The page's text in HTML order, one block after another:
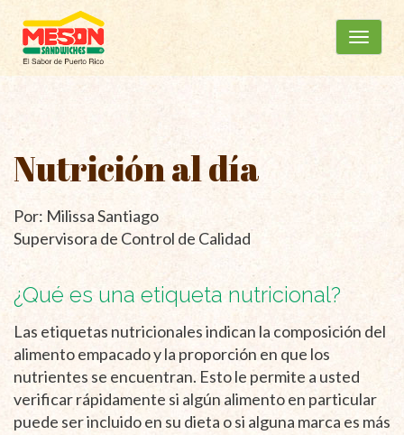
Menú
principal
contenido
Nutrición al día
Por: Milissa Santiago
Supervisora de Control de Calidad
¿Qué es una etiqueta nutricional?
Las etiquetas nutricionales indican la composición del
alimento empacado y la proporción en que los
nutrientes se encuentran. Esto le permite a usted
verificar rápidamente si algún alimento en particular
puede ser incluido en su dieta o si alguna marca es más